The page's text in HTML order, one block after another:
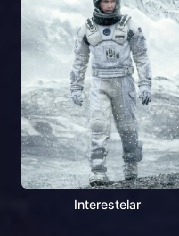
Interestelar